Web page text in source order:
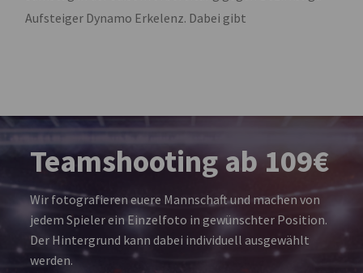
Aufsteiger Dynamo Erkelenz. Dabei gibt
Teamshooting ab 109€
Wir fotografieren euere Mannschaft und machen von
jedem Spieler ein Einzelfoto in gewünschter Position.
Der Hintergrund kann dabei individuell ausgewählt
werden.